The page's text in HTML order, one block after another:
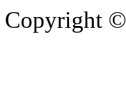
Copyright ©